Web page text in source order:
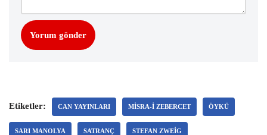
Etiketler: CAN YAYINLARI MISRA-I ZEBERCET ÖYKÜ
SARI MANOLYA SATRANÇ STEFAN ZWEIG